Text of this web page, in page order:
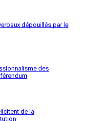
dépouillés par le
des
de la